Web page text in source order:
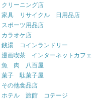
クリーニング店
家具 リサイクル 日用品店
スポーツ用品店
カラオケ店
銭湯 コインランドリー
漫画喫茶 インターネットカフェ
魚 肉 八百屋
菓子 駄菓子屋
その他食品店
ホテル 旅館 コテージ